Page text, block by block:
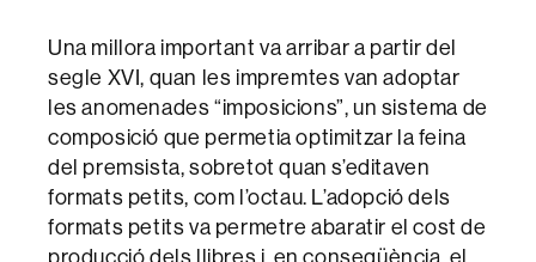
Una millora important va arribar a partir del
segle XVI, quan les impremtes van adoptar
les anomenades “imposicions”, un sistema de
composició que permetia optimitzar la feina
del premsista, sobretot quan s’editaven
formats petits, com l’octau. L’adopció dels
formats petits va permetre abaratir el cost de
producció dels llibres i, en conseqüència, el